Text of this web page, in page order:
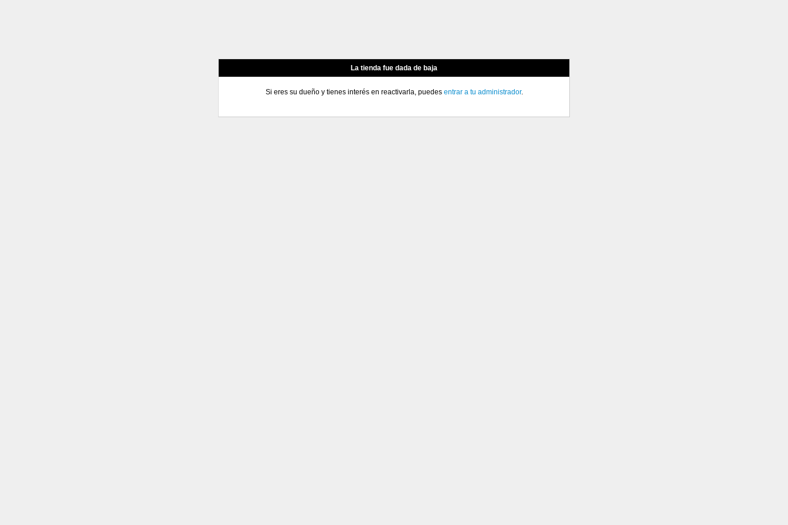
La tienda fue dada de baja
Si eres su dueño y tienes interés en reactivarla, puedes entrar a tu administrador.